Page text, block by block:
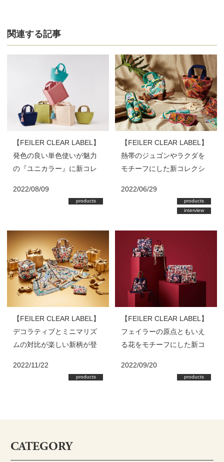
関連する記事
【FEILER CLEAR LABEL】
発色の良い単色使いが魅力
の『ユニカラー』に新コレ
2022/08/09
products
【FEILER CLEAR LABEL】
熱帯のジュゴンやラクダを
モチーフにした新コレクシ
2022/06/29
products
interview
【FEILER CLEAR LABEL】
デコラティブとミニマリズ
ムの対比が楽しい新柄が登
2022/11/22
products
【FEILER CLEAR LABEL】
フェイラーの原点ともいえ
る花をモチーフにした新コ
2022/09/20
products
CATEGORY